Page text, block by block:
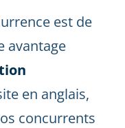
est de
avantage
en anglais,
concurrents